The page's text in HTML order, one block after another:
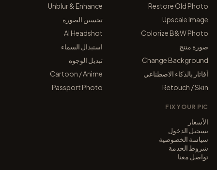
Restore Old Photo
Unblur & Enhance
Upscale Image
تحسين الصورة
Colorize B&W Photo
AI Headshot
صورة منتج
استبدال السماء
Change Background
تبديل الوجوه
أفاتار بالذكاء الاصطناعي
Cartoon / Anime
Retouch / Skin
Passport Photo
FIX YOUR PIC
الأسعار
تسجيل الدخول
سياسة الخصوصية
شروط الخدمة
تواصل معنا